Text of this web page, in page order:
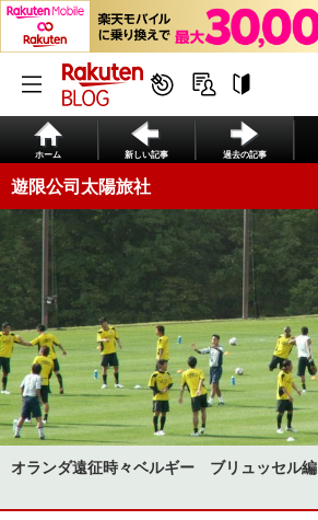
ホーム 新しい記事 過去の記事
遊限公司太陽旅社
オランダ遠征時々ベルギー ブリュッセル編